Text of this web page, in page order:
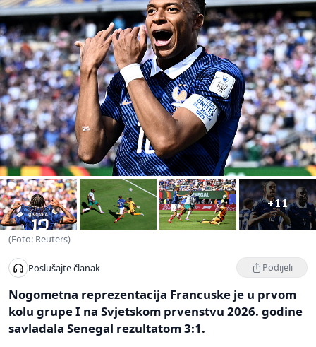
+11
(Foto: Reuters)
Poslušajte članak Podijeli
Nogometna reprezentacija Francuske je u prvom
kolu grupe I na Svjetskom prvenstvu 2026. godine
savladala Senegal rezultatom 3:1.